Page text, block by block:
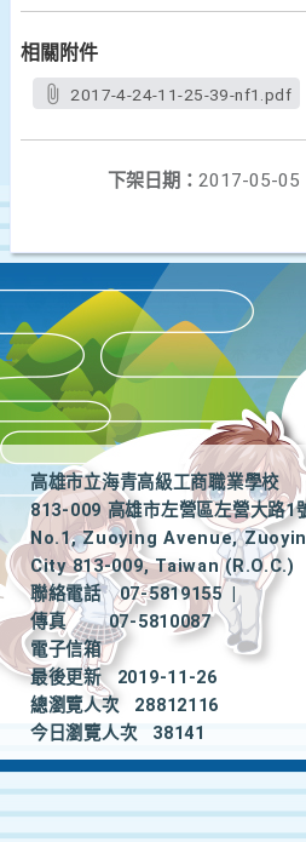
相關附件
2017-4-24-11-25-39-nf1.pdf
下架日期： 2017-05-05
高雄市立海青高級工商職業學校
813-009 高雄市左營區左營大路1
No.1, Zuoying Avenue,
City 813-009, Taiwan (R.O.C.)
聯絡電話
07-5819155
|
傳真
07-5810087
電子信箱
最後更新
2019-11-26
總瀏覽人次
28812116
今日瀏覽人次
38141